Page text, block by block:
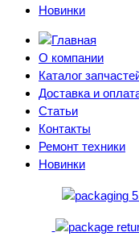
Новинки
О компании
Каталог
Доставка и
Статьи
Контакты
Ремонт техники
Новинки